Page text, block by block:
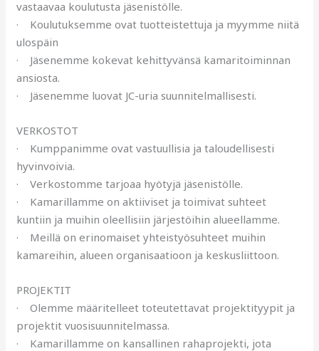
vastaavaa koulutusta jäsenistölle.
· Koulutuksemme ovat tuotteistettuja ja myymme niitä
ulospäin
· Jäsenemme kokevat kehittyvänsä kamaritoiminnan
ansiosta.
· Jäsenemme luovat JC-uria suunnitelmallisesti.
VERKOSTOT
· Kumppanimme ovat vastuullisia ja taloudellisesti
hyvinvoivia.
· Verkostomme tarjoaa hyötyjä jäsenistölle.
· Kamarillamme on aktiiviset ja toimivat suhteet
kuntiin ja muihin oleellisiin järjestöihin alueellamme.
· Meillä on erinomaiset yhteistyösuhteet muihin
kamareihin, alueen organisaatioon ja keskusliittoon.
PROJEKTIT
· Olemme määritelleet toteutettavat projektityypit ja
projektit vuosisuunnitelmassa.
· Kamarillamme on kansallinen rahaprojekti, jota